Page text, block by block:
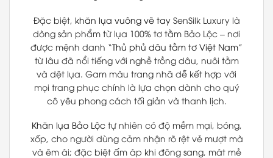
Đặc biệt, khăn lụa vuông vẽ taySenSilk Luxury là
dòng sản phẩm từ lụa 100% tơ tằm Bảo Lộc – nơi
được mệnh danh “Thủ phủ dâu tằm tơ Việt Nam”
từ lâu đã nổi tiếng với nghề trồng dâu, nuôi tằm
và dệt lụa. Gam màu trang nhã dễ kết hợp với
mọi trang phục chính là lựa chọn dành cho quý
cô yêu phong cách tối giản và thanh lịch.
Khăn lụa Bảo Lộctự nhiên có độ mềm mại, bóng,
xốp, cho người dùng cảm nhận rõ rệt vẻ mượt mà
và êm ái; đặc biệt ấm áp khi đông sang, mát mẻ